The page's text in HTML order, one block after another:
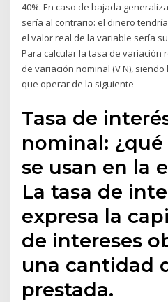
40%. En caso de bajada
sería al contrario: el dinero
el valor real de la variable sería
Para calcular la tasa de variación
de variación nominal (V N),
que operar de la siguiente
Tasa de
nominal:
se usan en la
La tasa de
expresa la
de intereses
una cantidad
prestada.